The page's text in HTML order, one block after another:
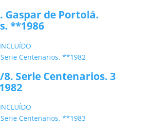
Gaspar de Portolá.
**1986
8. Serie Centenarios. 3